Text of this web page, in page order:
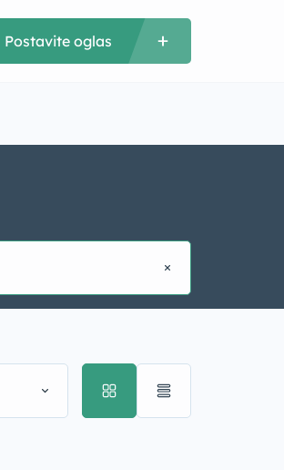
Postavite oglas